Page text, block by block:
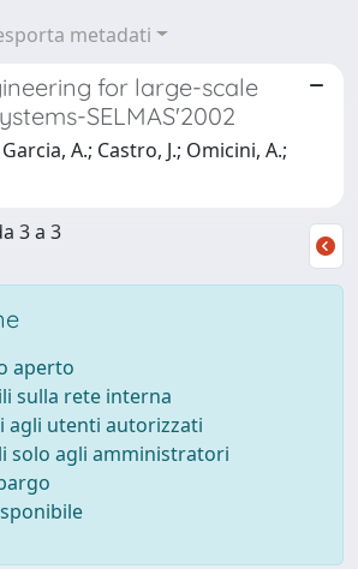
metadati
for large-scale
SELMAS'2002
A.; Castro, J.; Omicini, A.;
3 a 3
aperto
sulla rete interna
agli utenti autorizzati
solo agli amministratori